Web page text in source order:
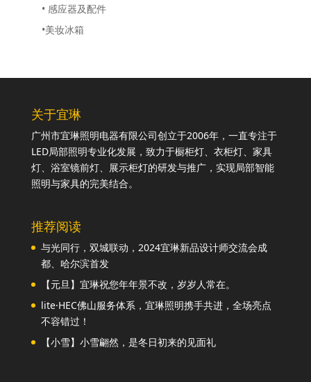
• 感应器及配件
•美妆冰箱
关于宜琳
广州市宜琳照明电器有限公司创立于2006年，一直专注于
LED局部照明专业化发展，致力于橱柜灯、衣柜灯、家具
灯、浴室镜前灯、展示柜灯的研发与推广，实现局部智能
照明与家具的完美结合。
推荐阅读
与光同行，双城联动，2024宜琳新品设计师交流会成
都、哈尔滨首发
【元旦】宜琳祝您年年景不改，岁岁人常在。
lite·HEC佛山服务体系，宜琳照明携手共进，全场亮点
不容错过！
【小雪】小雪翩然，是冬日初来的见面礼